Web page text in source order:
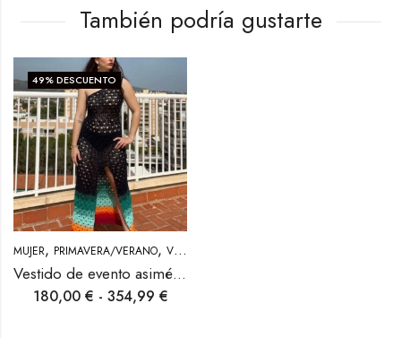
También podría gustarte
49% DESCUENTO
MUJER, PRIMAVERA/VERANO, VESTIDOS
Vestido de evento asimétrico de crochet Heat
180,00 € - 354,99 €